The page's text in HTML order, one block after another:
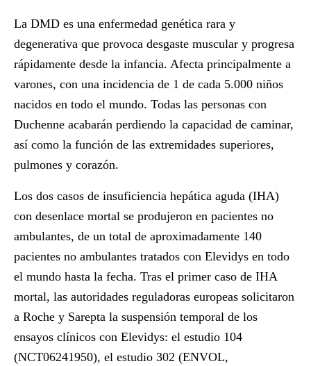
La DMD es una enfermedad genética rara y
degenerativa que provoca desgaste muscular y progresa
rápidamente desde la infancia. Afecta principalmente a
varones, con una incidencia de 1 de cada 5.000 niños
nacidos en todo el mundo. Todas las personas con
Duchenne acabarán perdiendo la capacidad de caminar,
así como la función de las extremidades superiores,
pulmones y corazón.
Los dos casos de insuficiencia hepática aguda (IHA)
con desenlace mortal se produjeron en pacientes no
ambulantes, de un total de aproximadamente 140
pacientes no ambulantes tratados con Elevidys en todo
el mundo hasta la fecha. Tras el primer caso de IHA
mortal, las autoridades reguladoras europeas solicitaron
a Roche y Sarepta la suspensión temporal de los
ensayos clínicos con Elevidys: el estudio 104
(NCT06241950), el estudio 302 (ENVOL,